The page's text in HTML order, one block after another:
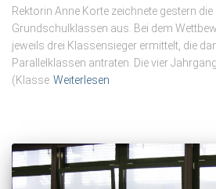
Rektorin Anne Korte zeichnete gestern
Grundschulklassen aus. Bei dem
jeweils drei Klassensieger ermittelt, die
Parallelklassen antraten. Die vier
(Klasse Weiterlesen